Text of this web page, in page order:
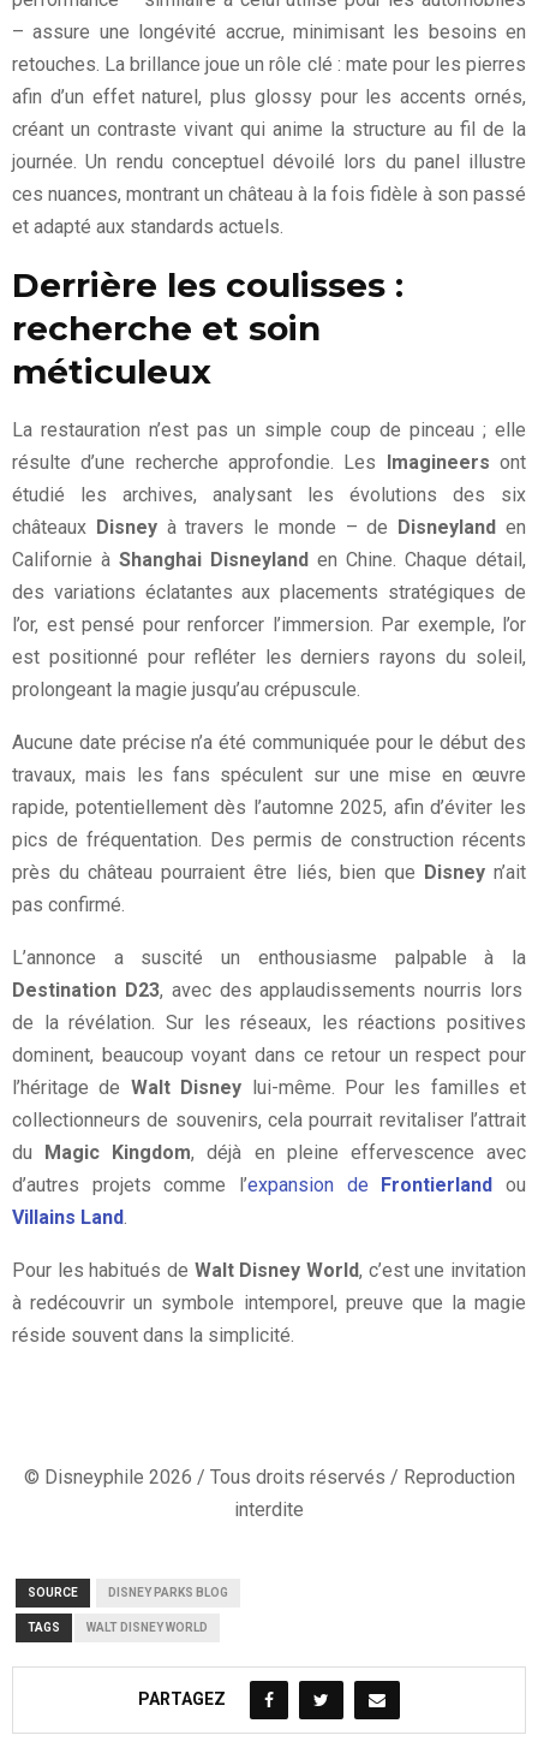
– assure une longévité accrue, minimisant les besoins en
retouches. La brillance joue un rôle clé : mate pour les pierres
afin d’un effet naturel, plus glossy pour les accents ornés,
créant un contraste vivant qui anime la structure au fil de la
journée. Un rendu conceptuel dévoilé lors du panel illustre
ces nuances, montrant un château à la fois fidèle à son passé
et adapté aux standards actuels.
Derrière les coulisses :
recherche et soin
méticuleux
La restauration n’est pas un simple coup de pinceau ; elle
résulte d’une recherche approfondie. Les Imagineers ont
étudié les archives, analysant les évolutions des six
châteaux Disneyà travers le monde – de Disneyland en
Californie à Shanghai Disneyland en Chine. Chaque détail,
des variations éclatantes aux placements stratégiques de
l’or, est pensé pour renforcer l’immersion. Par exemple, l’or
est positionné pour refléter les derniers rayons du soleil,
prolongeant la magie jusqu’au crépuscule.
Aucune date précise n’a été communiquée pour le début des
travaux, mais les fans spéculent sur une mise en œuvre
rapide, potentiellement dès l’automne 2025, afin d’éviter les
pics de fréquentation. Des permis de construction récents
près du château pourraient être liés, bien que Disneyn’ait
pas confirmé.
L’annonce a suscité un enthousiasme palpable à la
Destination D23, avec des applaudissements nourris lors
de la révélation. Sur les réseaux, les réactions positives
dominent, beaucoup voyant dans ce retour un respect pour
l’héritage de Walt Disney lui-même. Pour les familles et
collectionneurs de souvenirs, cela pourrait revitaliser l’attrait
du Magic Kingdom, déjà en pleine effervescence avec
d’autres projets comme l’expansion de Frontierland ou
Villains Land.
Pour les habitués de Walt Disney World, c’est une invitation
à redécouvrir un symbole intemporel, preuve que la magie
réside souvent dans la simplicité.
© Disneyphile 2026 / Tous droits réservés / Reproduction
interdite
SOURCE DISNEY PARKS BLOG
TAGS WALT DISNEY WORLD
PARTAGEZ